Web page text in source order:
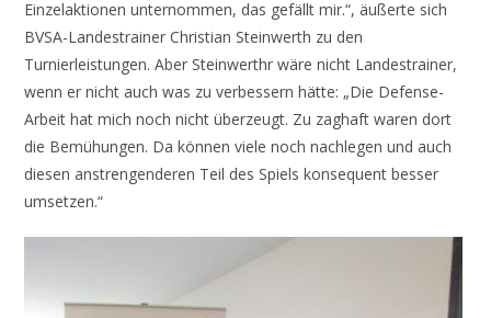
Einzelaktionen unternommen, das gefällt mir.“, äußerte sich
BVSA-Landestrainer Christian Steinwerth zu den
Turnierleistungen. Aber Steinwerthr wäre nicht Landestrainer,
wenn er nicht auch was zu verbessern hätte: „Die Defense-
Arbeit hat mich noch nicht überzeugt. Zu zaghaft waren dort
die Bemühungen. Da können viele noch nachlegen und auch
diesen anstrengenderen Teil des Spiels konsequent besser
umsetzen.“